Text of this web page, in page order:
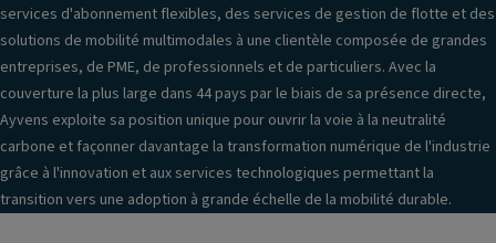
services d'abonnement flexibles, des services de gestion de flotte et des
solutions de mobilité multimodales à une clientèle composée de grandes
entreprises, de PME, de professionnels et de particuliers. Avec la
couverture la plus large dans 44 pays par le biais de sa présence directe,
Ayvens exploite sa position unique pour ouvrir la voie à la neutralité
carbone et façonner davantage la transformation numérique de l'industrie
grâce à l'innovation et aux services technologiques permettant la
transition vers une adoption à grande échelle de la mobilité durable.